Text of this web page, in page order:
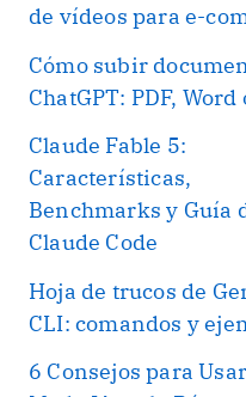
de vídeos para e-
Cómo subir
ChatGPT: PDF, Word
Claude Fable 5:
Características,
Benchmarks y Guía
Claude Code
Hoja de trucos de
CLI: comandos y
6 Consejos para